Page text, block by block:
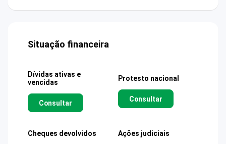
Situação financeira
Dívidas ativas e
vencidas
Consultar
Protesto nacional
Consultar
Cheques devolvidos Ações judiciais